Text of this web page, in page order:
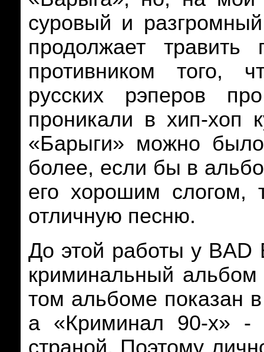
суровый и
продолжает
противником того,
русских рэперов
проникали в хип-хоп
«Барыги» можно
более, если бы в
его хорошим
отличную песню.
До этой работы у BAD
криминальный альбом
том альбоме показан
а «Криминал 90-х»
страной. Поэтому